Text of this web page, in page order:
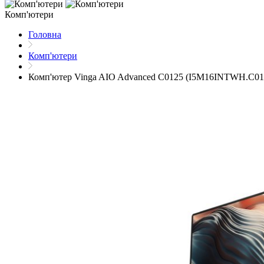
Комп'ютери
Головна
Комп'ютери
Комп'ютер Vinga AIO Advanced C0125